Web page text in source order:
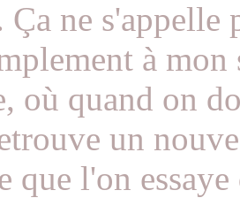
Ça ne s'appelle
à
où quand on
un
que l'on